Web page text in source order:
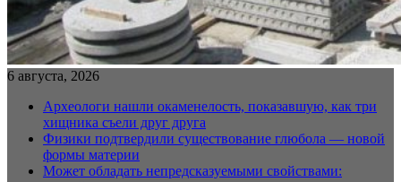
6 августа, 2026
Археологи нашли окаменелость, показавшую, как три
хищника съели друг друга
Физики подтвердили существование глюбола — новой
формы материи
Может обладать непредсказуемыми свойствами: